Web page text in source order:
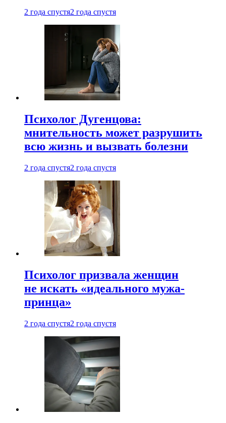
2 года спустя2 года спустя
Психолог Дугенцова:
мнительность может разрушить
всю жизнь и вызвать болезни
2 года спустя2 года спустя
Психолог призвала женщин
не искать «идеального мужа-
принца»
2 года спустя2 года спустя